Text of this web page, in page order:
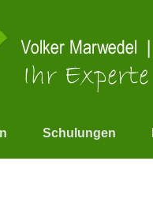
Schulungen